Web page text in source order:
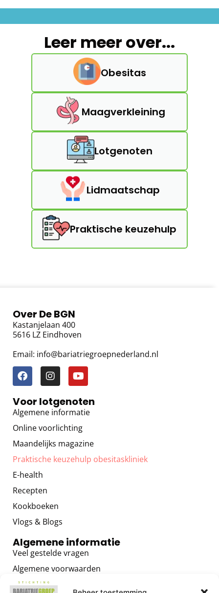
Leer meer over...
Obesitas
Maagverkleining
Lotgenoten
Lidmaatschap
Praktische keuzehulp
Over De BGN
Kastanjelaan 400
5616 LZ Eindhoven
Email: info@bariatriegroepnederland.nl
Voor lotgenoten
Algemene informatie
Online voorlichting
Maandelijks magazine
Praktische keuzehulp obesitaskliniek
E-health
Recepten
Kookboeken
Vlogs & Blogs
Algemene informatie
Veel gestelde vragen
Algemene voorwaarden
Privacybeleid